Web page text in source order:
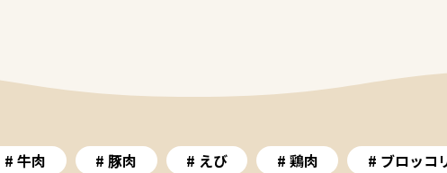
牛肉 豚肉 えび 鶏肉 ブロッコ